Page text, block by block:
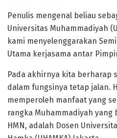
Penulis mengenal beliau
Universitas Muhammadiyah
kami menyelenggarakan
Utama kerjasama antar
Pada akhirnya kita berharap
dalam fungsinya tetap jalan.
memperoleh manfaat yang
rangka Muhammadiyah yang
HMN, adalah Dosen